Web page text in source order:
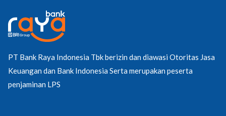
PT Bank Raya Indonesia Tbk berizin dan diawasi Otoritas Jasa
Keuangan dan Bank Indonesia Serta merupakan peserta
penjaminan LPS